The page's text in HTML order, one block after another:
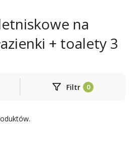
na
+ toalety 3
Filtr